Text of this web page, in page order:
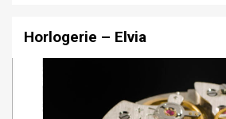
Horlogerie – Elvia